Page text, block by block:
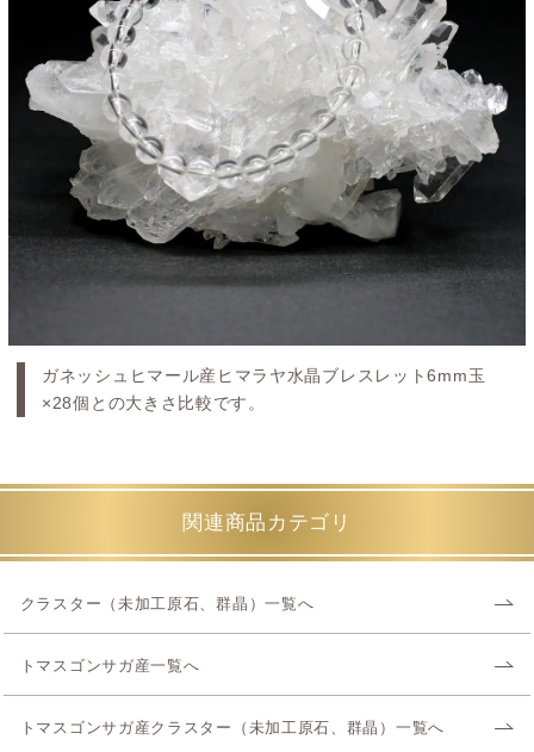
ガネッシュヒマール産ヒマラヤ水晶ブレスレット6mm玉
×28個との大きさ比較です。
関連商品カテゴリ
クラスター（未加工原石、群晶）一覧へ
トマスゴンサガ産一覧へ
トマスゴンサガ産クラスター（未加工原石、群晶）一覧へ